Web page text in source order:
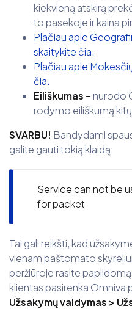
kiekvieną atskirą
to pasekoje ir kaina
Plačiau apie
skaitykite čia.
Plačiau apie
čia.
Eiliškumas – nurodo
rodymo eiliškumą
SVARBU! Bandydami
galite gauti tokią klaidą:
Service can not be
for packet
Tai gali reikšti, kad
vienam paštomato
peržiūroje rasite
klientas pasirenka
Užsakymų valdymas >